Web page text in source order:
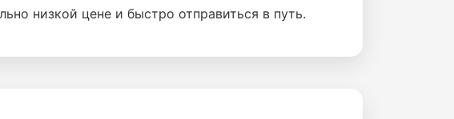
низкой цене и быстро отправиться в путь.